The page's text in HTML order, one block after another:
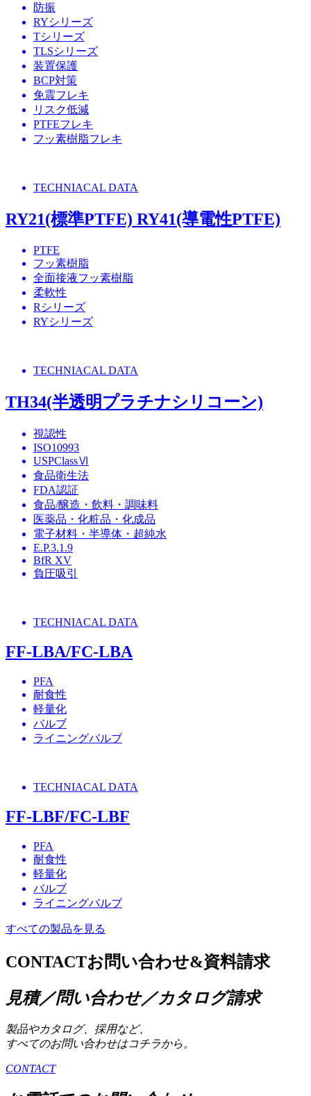
防振
RYシリーズ
Tシリーズ
TLSシリーズ
装置保護
BCP対策
免震フレキ
リスク低減
PTFEフレキ
フッ素樹脂フレキ
TECHNIACAL DATA
RY21(標準PTFE) RY41(導電性PTFE)
PTFE
フッ素樹脂
全面接液フッ素樹脂
柔軟性
Rシリーズ
RYシリーズ
TECHNIACAL DATA
TH34(半透明プラチナシリコーン)
視認性
ISO10993
USPClassⅥ
食品衛生法
FDA認証
食品/醸造・飲料・調味料
医薬品・化粧品・化成品
電子材料・半導体・超純水
E.P.3.1.9
BfR XV
負圧吸引
TECHNIACAL DATA
FF-LBA/FC-LBA
PFA
耐食性
軽量化
バルブ
ライニングバルブ
TECHNIACAL DATA
FF-LBF/FC-LBF
PFA
耐食性
軽量化
バルブ
ライニングバルブ
すべての製品を見る
CONTACTお問い合わせ&資料請求
見積／問い合わせ／カタログ請求
製品やカタログ、採用など、
すべてのお問い合わせはコチラから。
CONTACT